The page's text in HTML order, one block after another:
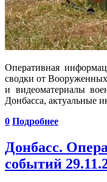
Оперативная
сводки от
и видеоматериалы
Донбасса, актуальные
0 Подробнее
Донбасс.
событий